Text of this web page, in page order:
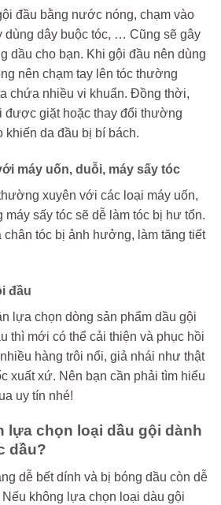
đầu bằng nước nóng, chạm vào
dùng dây buộc tóc, … Cũng sẽ gây
dầu cho bạn. Khi gội đầu nên dùng
nên chạm tay lên tóc thường
chứa nhiều vi khuẩn. Đồng thời,
được giặt hoặc thay đổi thường
khiến da đầu bị bí bách.
máy uốn, duỗi, máy sấy tóc
xuyên với các loại máy uốn,
sấy tóc sẽ dễ làm tóc bị hư tổn.
tóc bị ảnh hưởng, làm tăng tiết
đầu
lựa chọn dòng sản phẩm dầu gội
thì mới có thể cải thiện và phục hồi
hàng trôi nổi, giả nhái như thật
xuất xứ. Nên bạn cần phải tìm hiểu
uy tín nhé!
lựa chọn loại dầu gội dành
dầu?
dễ bết dính và bị bóng dầu còn dễ
không lựa chọn loại dàu gội